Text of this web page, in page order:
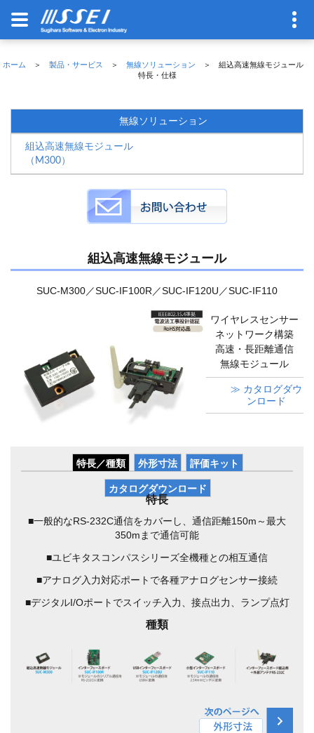
ホーム ＞ 製品・サービス ＞ 無線ソリューション ＞ 組込高速無線モジュール
特長・仕様
無線ソリューション
組込高速無線モジュール
（M300）
組込高速無線モジュール
SUC-M300／SUC-IF100R／SUC-IF120U／SUC-IF110
ワイヤレスセンサー
ネットワーク構築
高速・長距離通信
無線モジュール
≫ カタログダウ
ンロード
特長／種類 外形寸法 評価キット
カタログダウンロード
特長
■一般的なRS-232C通信をカバーし、通信距離150m～最大
350mまで通信可能
■ユビキタスコンパスシリーズ全機種との相互通信
■アナログ入力対応ポートで各種アナログセンサー接続
■デジタルI/Oポートでスイッチ入力、接点出力、ランプ点灯
種類